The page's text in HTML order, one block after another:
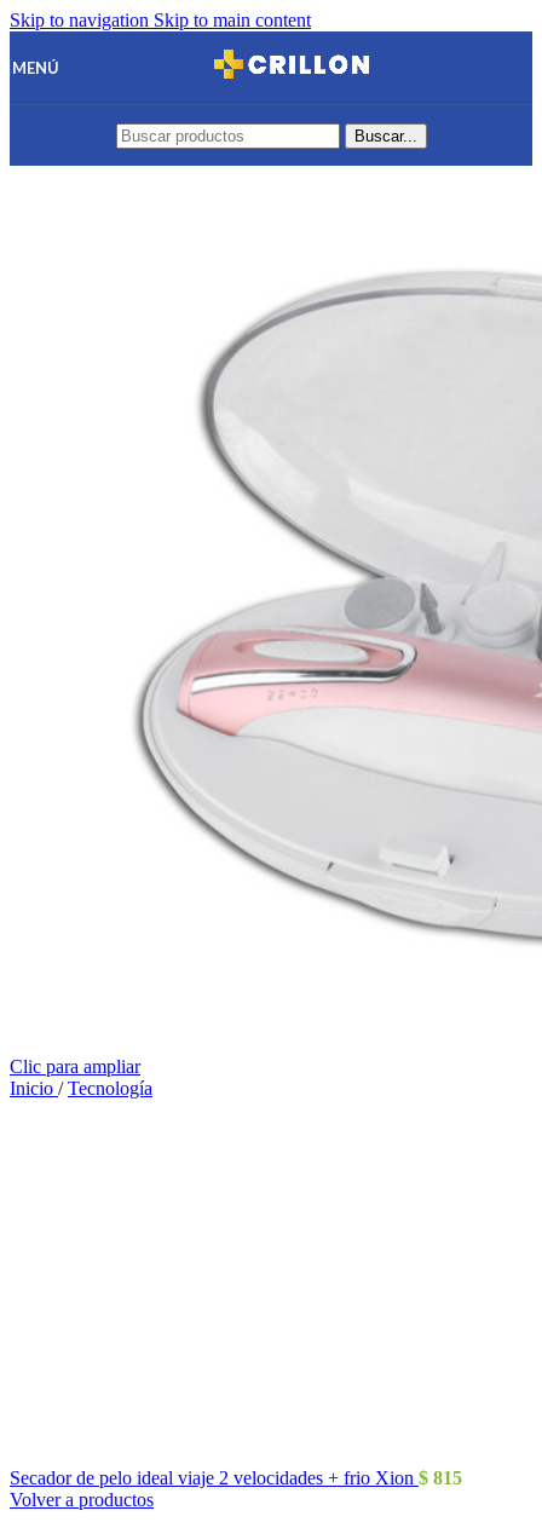
Skip to navigation Skip to main content
MENÚ
Buscar...
Clic para ampliar
Inicio / Tecnología
Secador de pelo ideal viaje 2 velocidades + frio Xion $ 815
Volver a productos